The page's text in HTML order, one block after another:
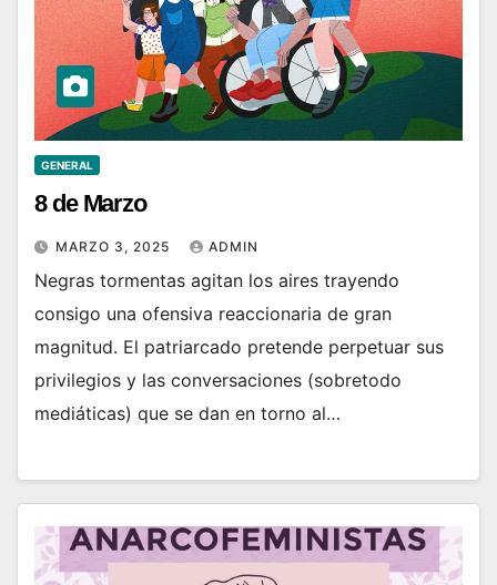
GENERAL
8 de Marzo
MARZO 3, 2025 ADMIN
Negras tormentas agitan los aires trayendo
consigo una ofensiva reaccionaria de gran
magnitud. El patriarcado pretende perpetuar sus
privilegios y las conversaciones (sobretodo
mediáticas) que se dan en torno al…